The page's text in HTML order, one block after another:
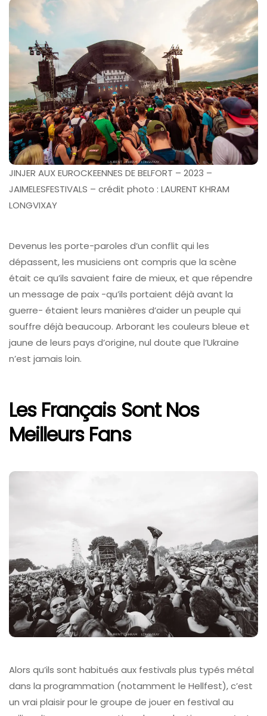
JINJER AUX EUROCKEENNES DE BELFORT – 2023 –
JAIMELESFESTIVALS – crédit photo : LAURENT KHRAM
LONGVIXAY
Devenus les porte-paroles d’un conflit qui les
dépassent, les musiciens ont compris que la scène
était ce qu’ils savaient faire de mieux, et que répendre
un message de paix -qu’ils portaient déjà avant la
guerre- étaient leurs manières d’aider un peuple qui
souffre déjà beaucoup. Arborant les couleurs bleue et
jaune de leurs pays d’origine, nul doute que l’Ukraine
n’est jamais loin.
Les Français Sont Nos
Meilleurs Fans
Alors qu’ils sont habitués aux festivals plus typés métal
dans la programmation (notamment le Hellfest), c’est
un vrai plaisir pour le groupe de jouer en festival au